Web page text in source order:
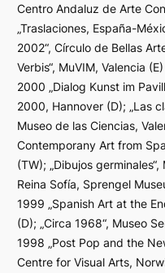
Centro Andaluz de Arte
„Traslaciones, España-
2002“, Círculo de Bellas
Verbis“, MuVIM, Valencia (E)
2000 „Dialog Kunst im
2000, Hannover (D); „Las
Museo de las Ciencias,
Contemporany Art from
(TW); „Dibujos
Reina Sofía, Sprengel
1999 „Spanish Art at the
(D); „Circa 1968“, Museo
1998 „Post Pop and the
Centre for Visual Arts,